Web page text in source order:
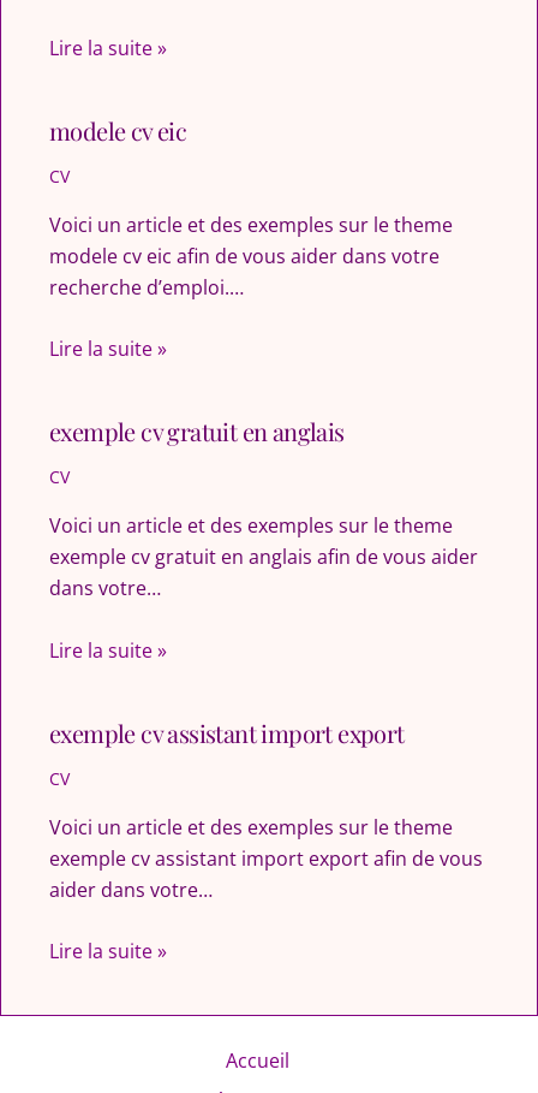
Lire la suite »
modele cv eic
CV
Voici un article et des exemples sur le theme
modele cv eic afin de vous aider dans votre
recherche d’emploi.…
Lire la suite »
exemple cv gratuit en anglais
CV
Voici un article et des exemples sur le theme
exemple cv gratuit en anglais afin de vous aider
dans votre…
Lire la suite »
exemple cv assistant import export
CV
Voici un article et des exemples sur le theme
exemple cv assistant import export afin de vous
aider dans votre…
Lire la suite »
Accueil